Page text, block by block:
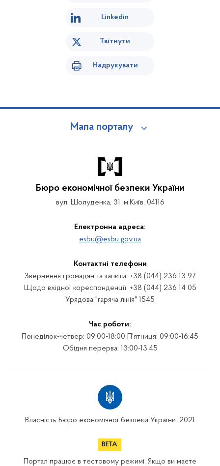
Linkedin
Твітнути
Надрукувати
Мапа порталу
Бюро економічної безпеки України
вул. Шолуденка, 31, м.Київ, 04116
Електронна адреса:
esbu@esbu.gov.ua
Контактні телефони
Звернення громадян та запити: +38 (044) 236 13 97
Щодо вхідної кореспонденції: +38 (044) 236 14 05
Урядова "гаряча лінія" 1545
Час роботи:
Понеділок-четвер: 09:00-18:00 П'ятниця: 09:00-16:45
Обідня перерва: 13:00-13:45
Власність Бюро економічної безпеки України. 2021
Портал працює в тестовому режимі. Якщо ви маєте